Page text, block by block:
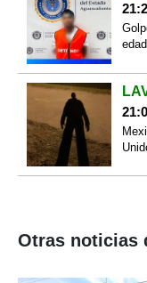
Otras noticias